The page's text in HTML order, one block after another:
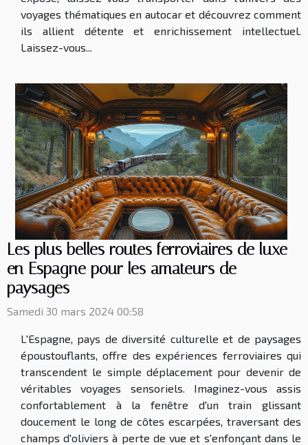
voyages thématiques en autocar et découvrez comment
ils allient détente et enrichissement intellectuel.
Laissez-vous...
Les plus belles routes ferroviaires de luxe
en Espagne pour les amateurs de
paysages
Samedi 30 mars 2024 00:58
L'Espagne, pays de diversité culturelle et de paysages
époustouflants, offre des expériences ferroviaires qui
transcendent le simple déplacement pour devenir de
véritables voyages sensoriels. Imaginez-vous assis
confortablement à la fenêtre d'un train glissant
doucement le long de côtes escarpées, traversant des
champs d'oliviers à perte de vue et s'enfonçant dans le